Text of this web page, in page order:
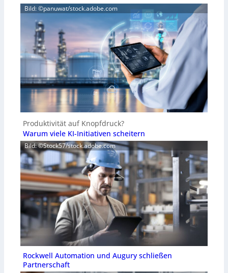
Bild: ©panuwat/stock.adobe.com
Produktivität auf Knopfdruck?
Warum viele KI-Initiativen scheitern
Bild: ©Stock57/stock.adobe.com
Rockwell Automation und Augury schließen
Partnerschaft